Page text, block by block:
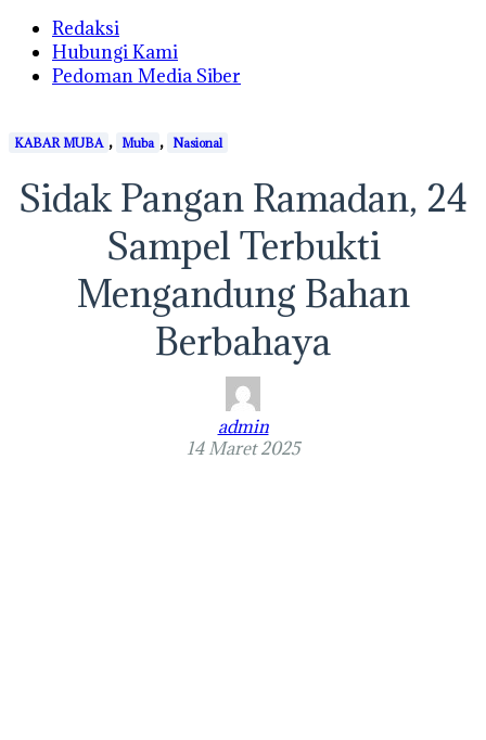
Redaksi
Hubungi Kami
Pedoman Media Siber
KABAR MUBA , Muba , Nasional
Sidak Pangan Ramadan, 24
Sampel Terbukti
Mengandung Bahan
Berbahaya
admin
14 Maret 2025